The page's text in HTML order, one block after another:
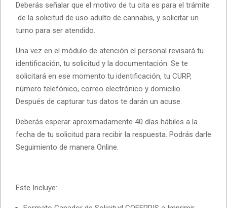
Deberás señalar que el motivo de tu cita es para el trámite
de la solicitud de uso adulto de cannabis, y solicitar un
turno para ser atendido.
Una vez en el módulo de atención el personal revisará tu
identificación, tu solicitud y la documentación. Se te
solicitará en ese momento tu identificación, tu CURP,
número telefónico, correo electrónico y domicilio.
Después de capturar tus datos te darán un acuse.
Deberás esperar aproximadamente 40 días hábiles a la
fecha de tu solicitud para recibir la respuesta. Podrás darle
Seguimiento de manera Online.
Este Incluye: